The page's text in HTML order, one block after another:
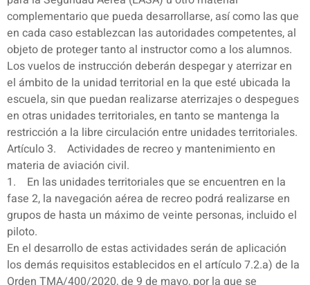
complementario que pueda desarrollarse, así como las que
en cada caso establezcan las autoridades competentes, al
objeto de proteger tanto al instructor como a los alumnos.
Los vuelos de instrucción deberán despegar y aterrizar en
el ámbito de la unidad territorial en la que esté ubicada la
escuela, sin que puedan realizarse aterrizajes o despegues
en otras unidades territoriales, en tanto se mantenga la
restricción a la libre circulación entre unidades territoriales.
Artículo 3. Actividades de recreo y mantenimiento en
materia de aviación civil.
1. En las unidades territoriales que se encuentren en la
fase 2, la navegación aérea de recreo podrá realizarse en
grupos de hasta un máximo de veinte personas, incluido el
piloto.
En el desarrollo de estas actividades serán de aplicación
los demás requisitos establecidos en el artículo 7.2.a) de la
Orden TMA/400/2020, de 9 de mayo, por la que se